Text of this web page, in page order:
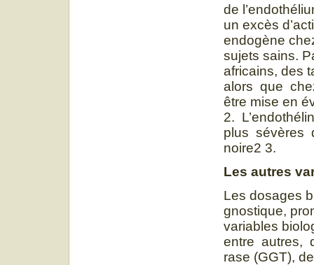
de
un excès
endogène
sujets sains.
africains, des
alors que
être mise en
2.
plus sévères
noire2 3.
Les autres
Les dosages
gnostique,
variables
entre autres,
rase (GGT),